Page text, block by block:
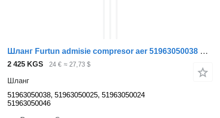
Шланг Furtun admisie compresor aer 51963050038 для тягача MAN TGX
2 425 KGS 24 € ≈ 27,73 $
Шланг
51963050038, 51963050025, 51963050024
51963050046